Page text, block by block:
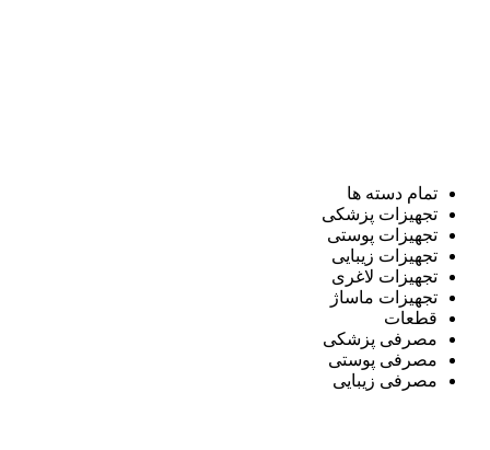
تمام دسته ها
تجهیزات پزشکی
تجهیزات پوستی
تجهیزات زیبایی
تجهیزات لاغری
تجهیزات ماساژ
قطعات
مصرفی پزشکی
مصرفی پوستی
مصرفی زیبایی